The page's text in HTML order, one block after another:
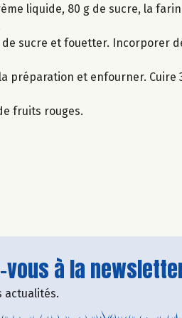
liquide, 80 g de sucre, la
sucre et fouetter. Incorporer
préparation et enfourner. Cuire
fruits rouges.
à la
actualités.